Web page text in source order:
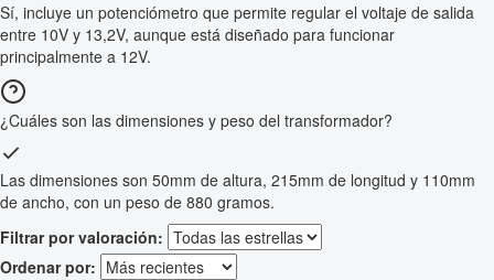
Sí, incluye un potenciómetro que permite regular el voltaje de salida
entre 10V y 13,2V, aunque está diseñado para funcionar
principalmente a 12V.
¿Cuáles son las dimensiones y peso del transformador?
Las dimensiones son 50mm de altura, 215mm de longitud y 110mm
de ancho, con un peso de 880 gramos.
Filtrar por valoración:
Ordenar por: